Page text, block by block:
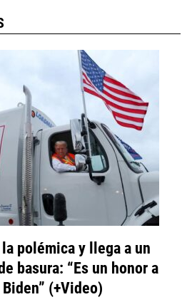
polémica y llega a un
basura: “Es un honor a
(+Video)